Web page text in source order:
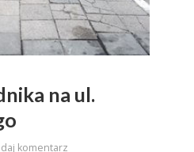
na ul.
komentarz